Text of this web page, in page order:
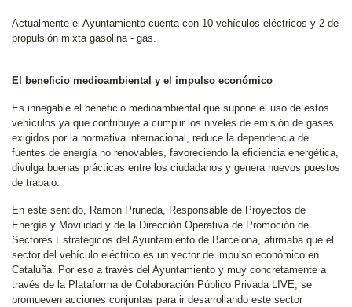
Actualmente el Ayuntamiento cuenta con 10 vehículos eléctricos y 2 de
propulsión mixta gasolina - gas.
El beneficio medioambiental y el impulso económico
Es innegable el beneficio medioambiental que supone el uso de estos
vehículos ya que contribuye a cumplir los niveles de emisión de gases
exigidos por la normativa internacional, reduce la dependencia de
fuentes de energía no renovables, favoreciendo la eficiencia energética,
divulga buenas prácticas entre los ciudadanos y genera nuevos puestos
de trabajo.
En este sentido, Ramon Pruneda, Responsable de Proyectos de
Energía y Movilidad y de la Dirección Operativa de Promoción de
Sectores Estratégicos del Ayuntamiento de Barcelona, afirmaba que el
sector del vehículo eléctrico es un vector de impulso económico en
Cataluña. Por eso a través del Ayuntamiento y muy concretamente a
través de la Plataforma de Colaboración Público Privada LIVE, se
promueven acciones conjuntas para ir desarrollando este sector